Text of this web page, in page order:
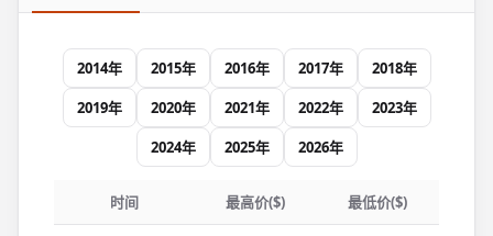
2014年 2015年 2016年 2017年
2018年
2019年
2020年 2021年 2022年
2023年
2024年
2025年 2026年
时间 最高价($) 最低价($)